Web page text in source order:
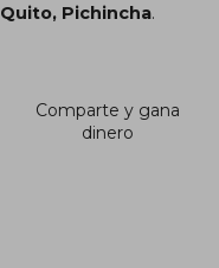
Quito, Pichincha.
Comparte y gana
dinero